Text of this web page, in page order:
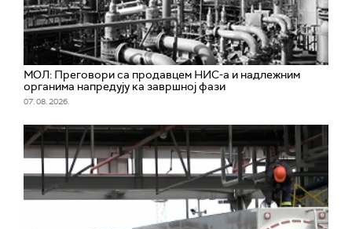
МОЛ: Преговори са продавцем НИС-а и надлежним
органима напредују ка завршној фази
07. 08. 2026.